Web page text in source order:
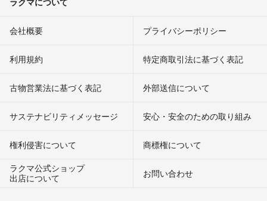
会社概要 プライバシーポリシー
利用規約 特定商取引法に基づく表記
古物営業法に基づく表記 外部送信について
サステナビリティメッセージ 安心・安全のための取り組み
権利侵害について
商標権について
ラクマ公式ショップ
出店について
お問い合わせ